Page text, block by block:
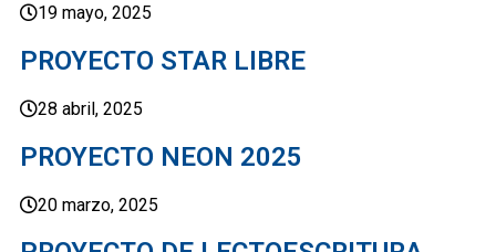
19 mayo, 2025
PROYECTO STAR LIBRE
28 abril, 2025
PROYECTO NEON 2025
20 marzo, 2025